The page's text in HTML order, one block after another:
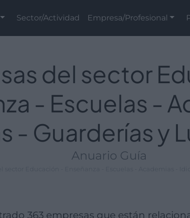
Sector/Actividad Empresa/Profesional
del sector
- Escuelas -
- Guarderías y
Anuario Guía
363 empresas que están